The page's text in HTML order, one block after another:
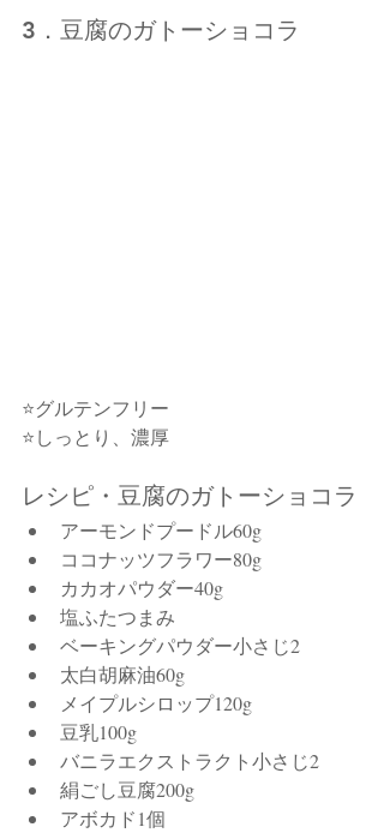
3．豆腐のガトーショコラ
⭐グルテンフリー
⭐しっとり、濃厚
レシピ・豆腐のガトーショコラ
アーモンドプードル60g
ココナッツフラワー80g
カカオパウダー40g
塩ふたつまみ
ベーキングパウダー小さじ2
太白胡麻油60g
メイプルシロップ120g
豆乳100g
バニラエクストラクト小さじ2
絹ごし豆腐200g
アボカド1個